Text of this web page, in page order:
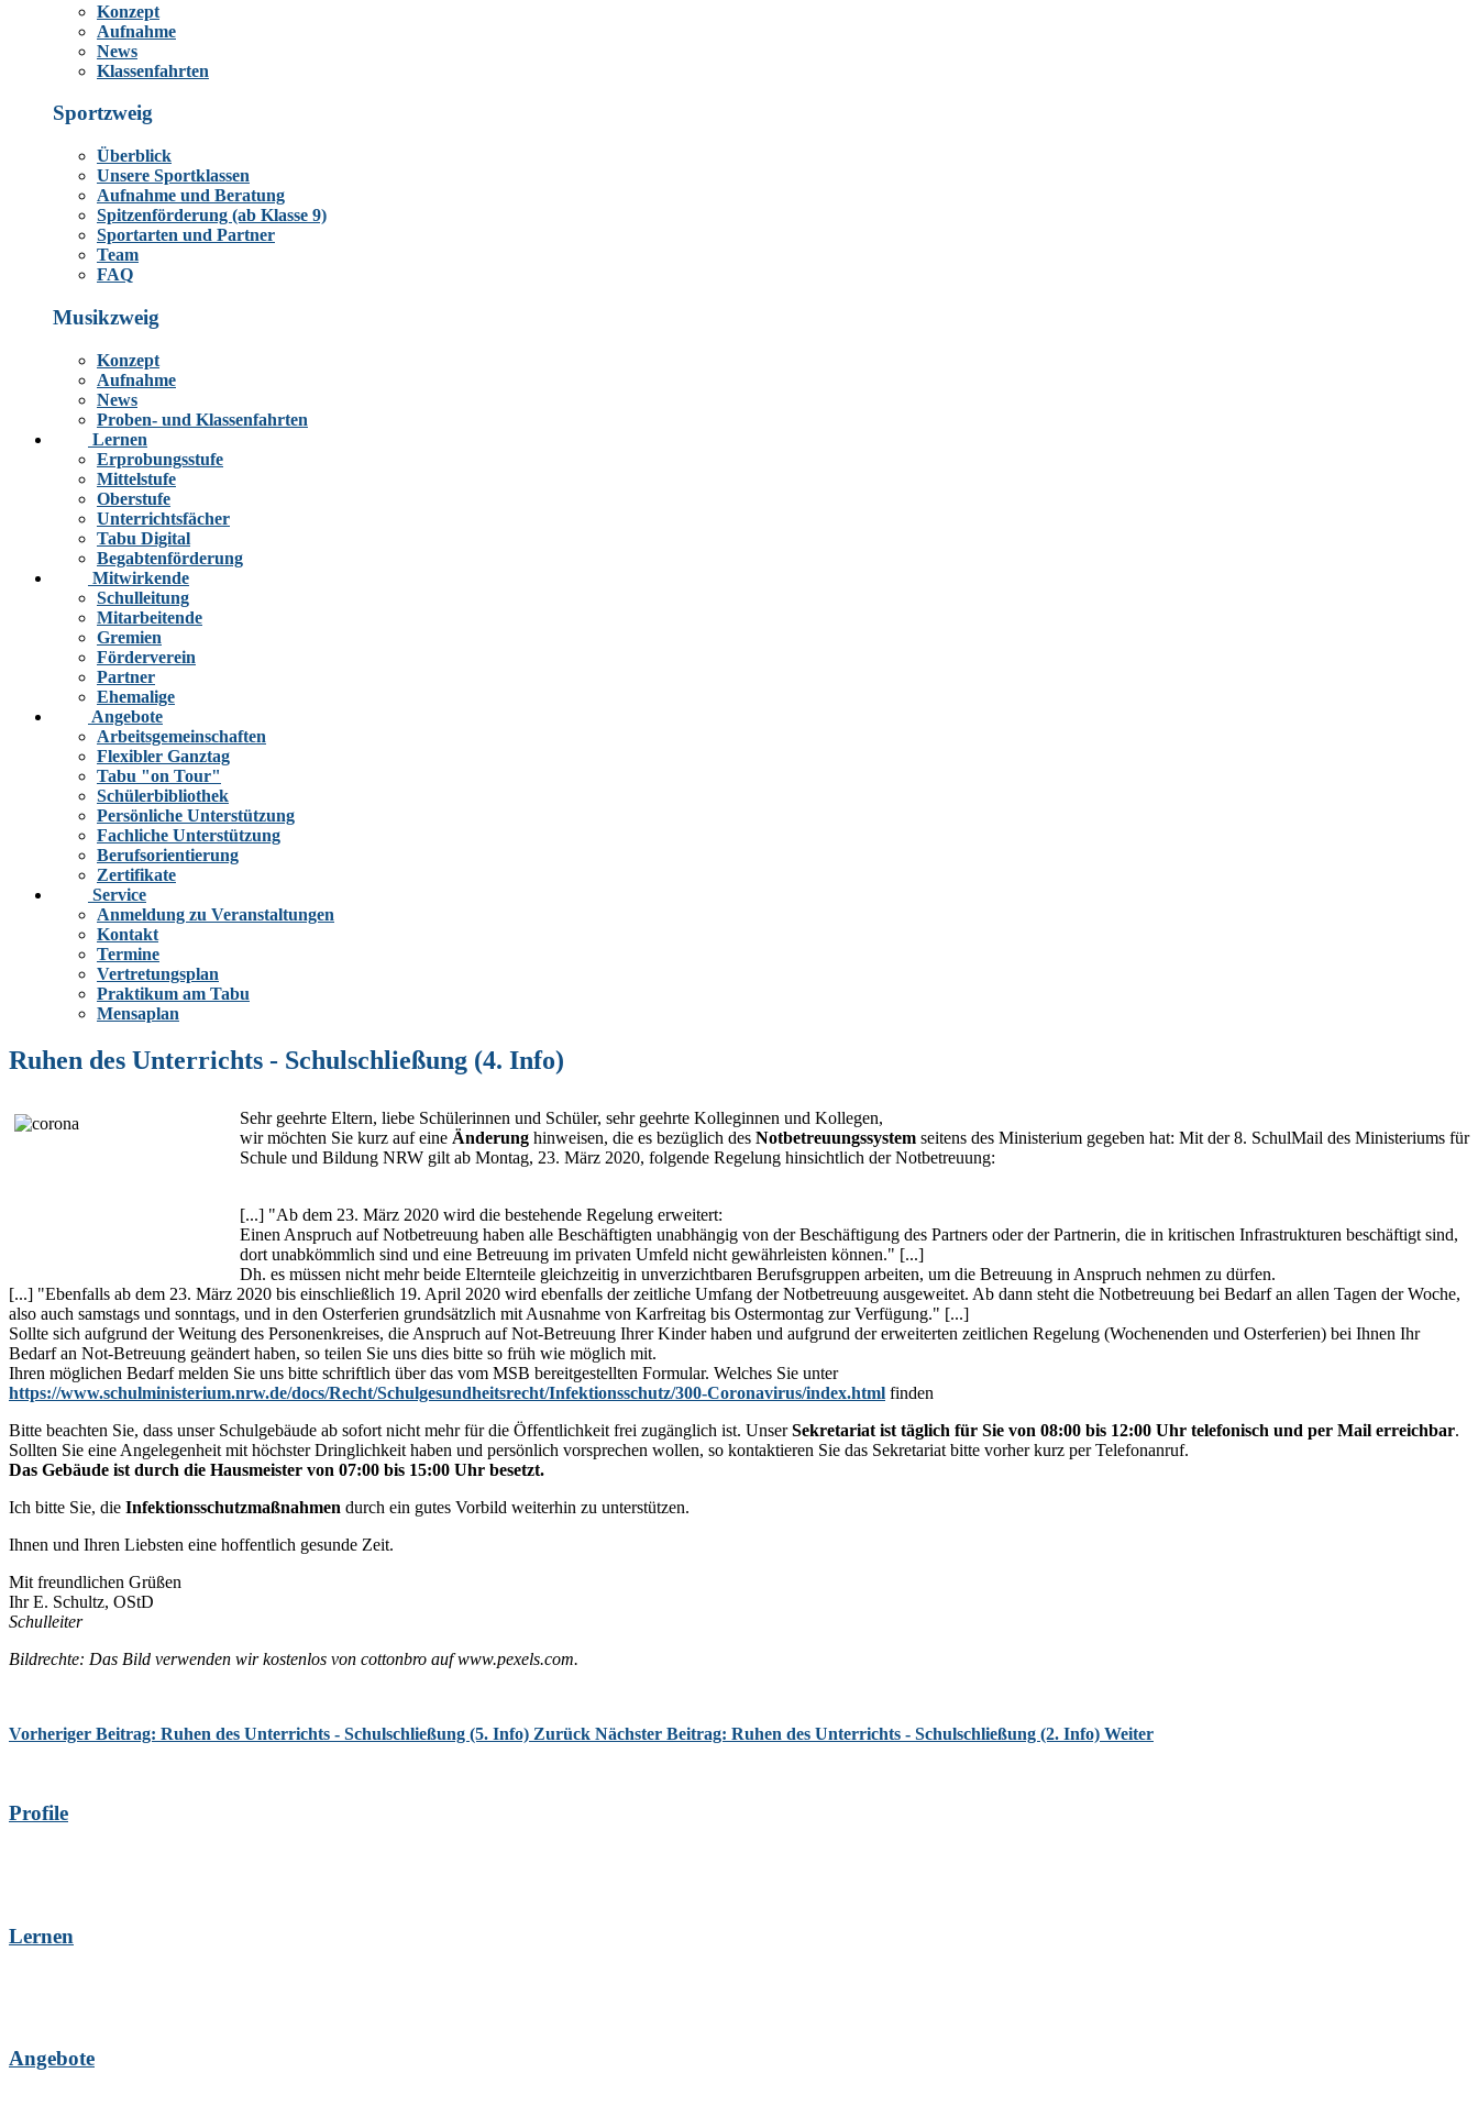
Konzept
Aufnahme
News
Klassenfahrten
Sportzweig
Überblick
Unsere Sportklassen
Aufnahme und Beratung
Spitzenförderung (ab Klasse 9)
Sportarten und Partner
Team
FAQ
Musikzweig
Konzept
Aufnahme
News
Proben- und Klassenfahrten
Lernen
Erprobungsstufe
Mittelstufe
Oberstufe
Unterrichtsfächer
Tabu Digital
Begabtenförderung
Mitwirkende
Schulleitung
Mitarbeitende
Gremien
Förderverein
Partner
Ehemalige
Angebote
Arbeitsgemeinschaften
Flexibler Ganztag
Tabu "on Tour"
Schülerbibliothek
Persönliche Unterstützung
Fachliche Unterstützung
Berufsorientierung
Zertifikate
Service
Anmeldung zu Veranstaltungen
Kontakt
Termine
Vertretungsplan
Praktikum am Tabu
Mensaplan
Ruhen des Unterrichts - Schulschließung (4. Info)
Sehr geehrte Eltern, liebe Schülerinnen und Schüler, sehr geehrte Kolleginnen und Kollegen,
wir möchten Sie kurz auf eine Änderung hinweisen, die es bezüglich des Notbetreuungssystem seitens des Ministerium gegeben hat: Mit der 8. SchulMail des Ministeriums für
Schule und Bildung NRW gilt ab Montag, 23. März 2020, folgende Regelung hinsichtlich der Notbetreuung:
[...] "Ab dem 23. März 2020 wird die bestehende Regelung erweitert:
Einen Anspruch auf Notbetreuung haben alle Beschäftigten unabhängig von der Beschäftigung des Partners oder der Partnerin, die in kritischen Infrastrukturen beschäftigt sind,
dort unabkömmlich sind und eine Betreuung im privaten Umfeld nicht gewährleisten können." [...]
Dh. es müssen nicht mehr beide Elternteile gleichzeitig in unverzichtbaren Berufsgruppen arbeiten, um die Betreuung in Anspruch nehmen zu dürfen.
[...] "Ebenfalls ab dem 23. März 2020 bis einschließlich 19. April 2020 wird ebenfalls der zeitliche Umfang der Notbetreuung ausgeweitet. Ab dann steht die Notbetreuung bei Bedarf an allen Tagen der Woche,
also auch samstags und sonntags, und in den Osterferien grundsätzlich mit Ausnahme von Karfreitag bis Ostermontag zur Verfügung." [...]
Sollte sich aufgrund der Weitung des Personenkreises, die Anspruch auf Not-Betreuung Ihrer Kinder haben und aufgrund der erweiterten zeitlichen Regelung (Wochenenden und Osterferien) bei Ihnen Ihr
Bedarf an Not-Betreuung geändert haben, so teilen Sie uns dies bitte so früh wie möglich mit.
Ihren möglichen Bedarf melden Sie uns bitte schriftlich über das vom MSB bereitgestellten Formular. Welches Sie unter
https://www.schulministerium.nrw.de/docs/Recht/Schulgesundheitsrecht/Infektionsschutz/300-Coronavirus/index.html finden
Bitte beachten Sie, dass unser Schulgebäude ab sofort nicht mehr für die Öffentlichkeit frei zugänglich ist. UnserSekretariat ist täglich für Sie von 08:00 bis 12:00 Uhr telefonisch und per Mail erreichbar.
Sollten Sie eine Angelegenheit mit höchster Dringlichkeit haben und persönlich vorsprechen wollen, so kontaktieren Sie das Sekretariat bitte vorher kurz per Telefonanruf.
Das Gebäude ist durch die Hausmeister von 07:00 bis 15:00 Uhr besetzt.
Ich bitte Sie, die Infektionsschutzmaßnahmen durch ein gutes Vorbild weiterhin zu unterstützen.
Ihnen und Ihren Liebsten eine hoffentlich gesunde Zeit.
Mit freundlichen Grüßen
Ihr E. Schultz, OStD
Schulleiter
Bildrechte: Das Bild verwenden wir kostenlos von cottonbro auf www.pexels.com.
Vorheriger Beitrag: Ruhen des Unterrichts - Schulschließung (5. Info) Zurück Nächster Beitrag: Ruhen des Unterrichts - Schulschließung (2. Info) Weiter
Profile
Lernen
Angebote